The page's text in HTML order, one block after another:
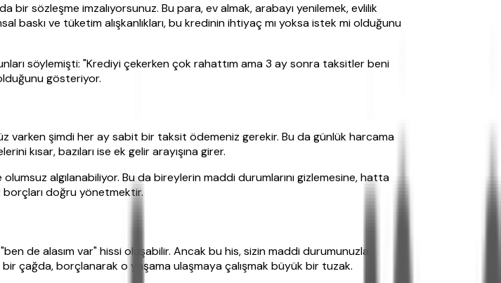
bir sözleşme imzalıyorsunuz. Bu para, ev almak, arabayı yenilemek, evlilik
baskı ve tüketim alışkanlıkları, bu kredinin ihtiyaç mı yoksa istek mi olduğunu
söylemişti: "Krediyi çekerken çok rahattım ama 3 ay sonra taksitler beni
gösteriyor.
varken şimdi her ay sabit bir taksit ödemeniz gerekir. Bu da günlük harcama
kısar, bazıları ise ek gelir arayışına girer.
algılanabiliyor. Bu da bireylerin maddi durumlarını gizlemesine, hatta
borçları doğru yönetmektir.
de alasım var" hissi oluşabilir. Ancak bu his, sizin maddi durumunuzla
bir çağda, borçlanarak o yaşama ulaşmaya çalışmak büyük bir tuzak.